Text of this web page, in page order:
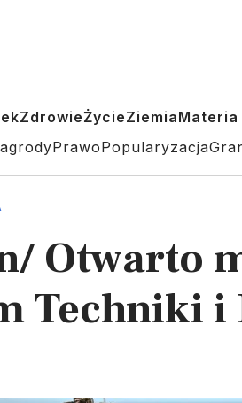
ZdrowieŻycieZiemiaMateria
PrawoPopularyzacja
Otwarto
Techniki